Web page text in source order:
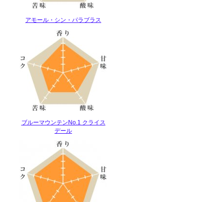
アモール・シン・パラブラス
ブルーマウンテンNo.1 クライス
デール